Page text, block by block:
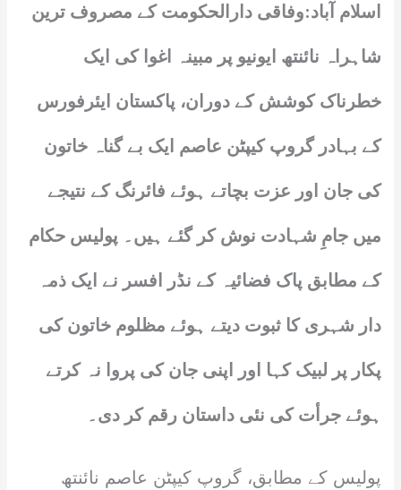
اسلام آباد:وفاقی دارالحکومت کے مصروف ترین
شاہراہ نائنتھ ایونیو پر مبینہ اغوا کی ایک
خطرناک کوشش کے دوران، پاکستان ایئرفورس
کے بہادر گروپ کیپٹن عاصم ایک بے گناہ خاتون
کی جان اور عزت بچاتے ہوئے فائرنگ کے نتیجے
میں جامِ شہادت نوش کر گئے ہیں۔ پولیس حکام
کے مطابق پاک فضائیہ کے نڈر افسر نے ایک ذمہ
دار شہری کا ثبوت دیتے ہوئے مظلوم خاتون کی
پکار پر لبیک کہا اور اپنی جان کی پروا نہ کرتے
ہوئے جرأت کی نئی داستان رقم کر دی۔
پولیس کے مطابق، گروپ کیپٹن عاصم نائنتھ